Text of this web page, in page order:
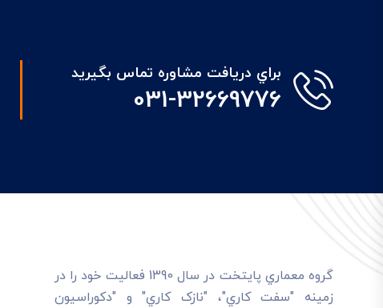
براي دريافت مشاوره تماس بگيريد
031-32669776
گروه معماري پايتخت در سال 1390 فعاليت خود را در
زمينه "سفت کاري"، "نازک کاري" و "دکوراسيون